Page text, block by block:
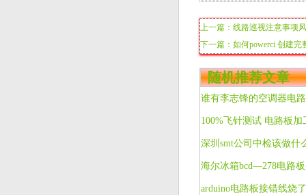
上一篇：线路巡视注意事项
下一篇：如何powerci 创建完
随机推荐文章
谁有李志锋的空调器电
深圳smt公司中检该做什
海尔冰箱bcd—278电路
arduino电路板接错线烧